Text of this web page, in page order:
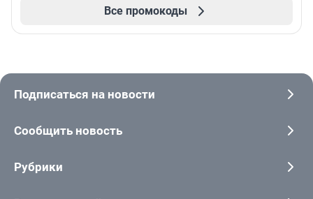
Все промокоды
Подписаться на новости
Сообщить новость
Рубрики